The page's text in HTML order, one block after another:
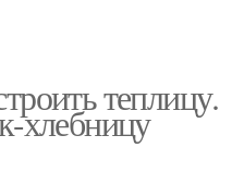
теплицу.
хлебницу